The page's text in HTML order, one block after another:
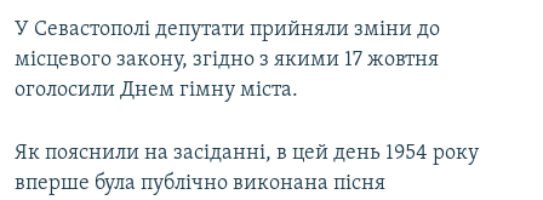
У Севастополі депутати прийняли зміни до
місцевого закону, згідно з якими 17 жовтня
оголосили Днем гімну міста.
Як пояснили на засіданні, в цей день 1954 року
вперше була публічно виконана пісня